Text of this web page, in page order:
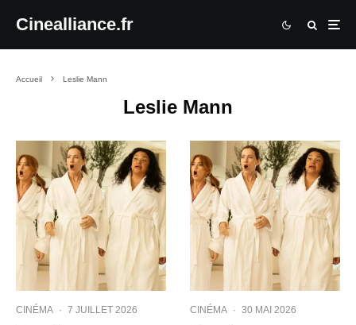
Cinealliance.fr
Accueil Leslie Mann
Leslie Mann
CINÉMA · 7 JUILLET 2026 CINÉMA · 30 MAI 2026